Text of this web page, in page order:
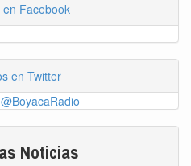
Facebook
en Twitter
Noticias